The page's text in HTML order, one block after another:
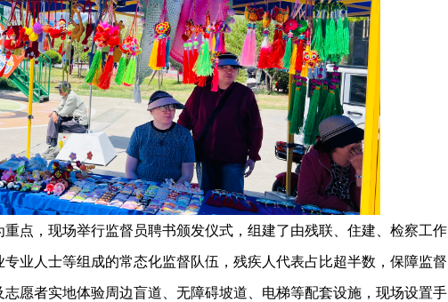
点，现场举行监督员聘书颁发仪式，组建了由残联、住建、检察工作
业人士等组成的常态化监督队伍，残疾人代表占比超半数，保障监督
愿者实地体验周边盲道、无障碍坡道、电梯等配套设施，现场设置手